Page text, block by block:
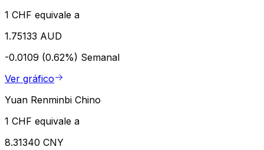
1 CHF equivale a
1.75133 AUD
-0.0109 (0.62%) Semanal
Ver gráfico
Yuan Renminbi Chino
1 CHF equivale a
8.31340 CNY